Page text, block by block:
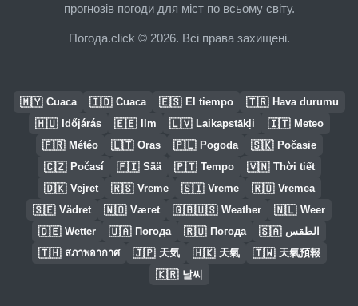
прогнозів погоди для міст по всьому світу.
Погода.click © 2026. Всі права захищені.
🇲🇾 Cuaca 🇮🇩 Cuaca 🇪🇸 El tiempo 🇹🇷 Hava durumu
🇭🇺 Időjárás 🇪🇪 Ilm 🇱🇻 Laikapstākļi 🇮🇹 Meteo
🇫🇷 Météo 🇱🇹 Oras 🇵🇱 Pogoda 🇸🇰 Počasie
🇨🇿 Počasí 🇫🇮 Sää 🇵🇹 Tempo 🇻🇳 Thời tiết
🇩🇰 Vejret 🇷🇸 Vreme 🇸🇮 Vreme 🇷🇴 Vremea
🇸🇪 Vädret 🇳🇴 Været 🇬🇧🇺🇸 Weather 🇳🇱 Weer
🇩🇪 Wetter 🇺🇦 Погода 🇷🇺 Погода 🇸🇦 الطقس
🇹🇭 สภาพอากาศ 🇯🇵 天気 🇭🇰 天氣 🇹🇼 天氣預報
🇰🇷 날씨